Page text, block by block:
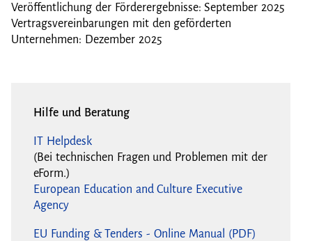
Veröffentlichung der Förderergebnisse: September 2025
Vertragsvereinbarungen mit den geförderten
Unternehmen: Dezember 2025
Hilfe und Beratung
IT Helpdesk
(Bei technischen Fragen und Problemen mit der
eForm.)
European Education and Culture Executive
Agency
EU Funding & Tenders - Online Manual (PDF)